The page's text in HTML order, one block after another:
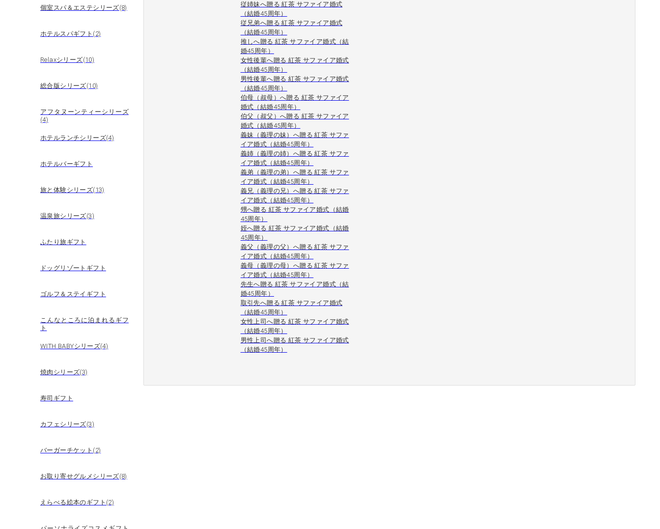
個室スパ＆エステシリーズ(8)
ホテルスパギフト(2)
Relaxシリーズ(10)
総合版シリーズ(10)
アフタヌーンティーシリーズ
(4)
ホテルランチシリーズ(4)
ホテルバーギフト
旅と体験シリーズ(13)
温泉旅シリーズ(3)
ふたり旅ギフト
ドッグリゾートギフト
ゴルフ＆ステイギフト
こんなところに泊まれるギフ
ト
WITH BABYシリーズ(4)
焼肉シリーズ(3)
寿司ギフト
カフェシリーズ(3)
バーガーチケット(2)
お取り寄せグルメシリーズ(8)
えらべる絵本のギフト(2)
従姉妹へ贈る 紅茶 サファイア婚式
（結婚45周年）
従兄弟へ贈る 紅茶 サファイア婚式
（結婚45周年）
推しへ贈る 紅茶 サファイア婚式（結
婚45周年）
女性後輩へ贈る 紅茶 サファイア婚式
（結婚45周年）
男性後輩へ贈る 紅茶 サファイア婚式
（結婚45周年）
伯母（叔母）へ贈る 紅茶 サファイア
婚式（結婚45周年）
伯父（叔父）へ贈る 紅茶 サファイア
婚式（結婚45周年）
義妹（義理の妹）へ贈る 紅茶 サファ
イア婚式（結婚45周年）
義姉（義理の姉）へ贈る 紅茶 サファ
イア婚式（結婚45周年）
義弟（義理の弟）へ贈る 紅茶 サファ
イア婚式（結婚45周年）
義兄（義理の兄）へ贈る 紅茶 サファ
イア婚式（結婚45周年）
甥へ贈る 紅茶 サファイア婚式（結婚
45周年）
姪へ贈る 紅茶 サファイア婚式（結婚
45周年）
義父（義理の父）へ贈る 紅茶 サファ
イア婚式（結婚45周年）
義母（義理の母）へ贈る 紅茶 サファ
イア婚式（結婚45周年）
先生へ贈る 紅茶 サファイア婚式（結
婚45周年）
取引先へ贈る 紅茶 サファイア婚式
（結婚45周年）
女性上司へ贈る 紅茶 サファイア婚式
（結婚45周年）
男性上司へ贈る 紅茶 サファイア婚式
（結婚45周年）